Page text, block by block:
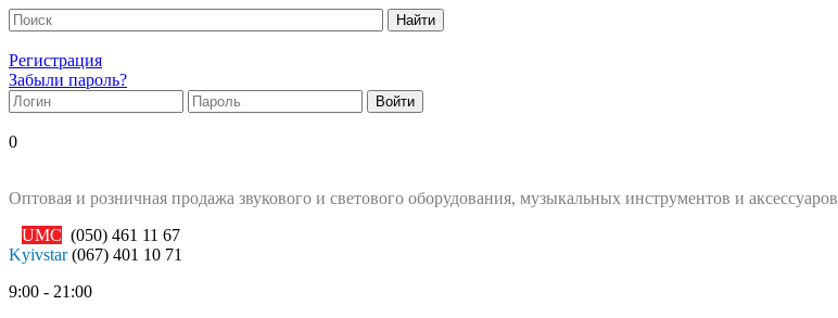
Регистрация
Забыли пароль?
0
Оптовая и розничная продажа звукового и светового оборудования, музыкальных инструментов и аксессуаров
UMC (050) 461 11 67
Kyivstar (067) 401 10 71
9:00 - 21:00